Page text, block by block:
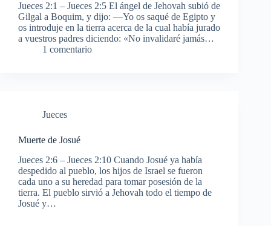
Jueces 2:1 – Jueces 2:5 El ángel de Jehovah subió de
Gilgal a Boquim, y dijo: —Yo os saqué de Egipto y
os introduje en la tierra acerca de la cual había jurado
a vuestros padres diciendo: «No invalidaré jamás…
1 comentario
Jueces
Muerte de Josué
Jueces 2:6 – Jueces 2:10 Cuando Josué ya había
despedido al pueblo, los hijos de Israel se fueron
cada uno a su heredad para tomar posesión de la
tierra. El pueblo sirvió a Jehovah todo el tiempo de
Josué y…